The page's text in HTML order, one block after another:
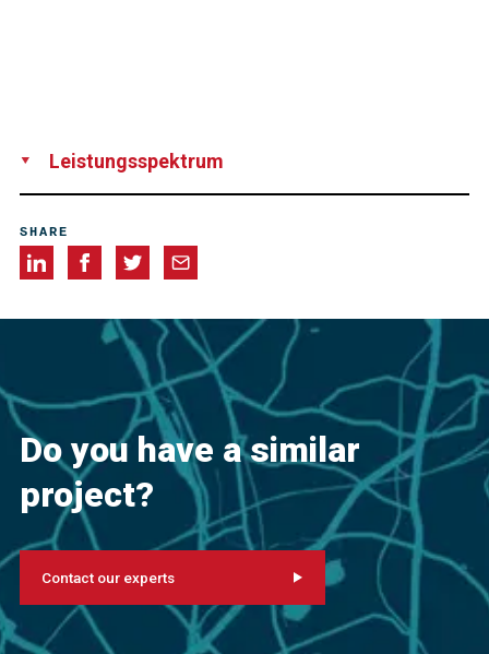
Leistungsspektrum
SHARE
Do you have a similar
project?
Contact our experts